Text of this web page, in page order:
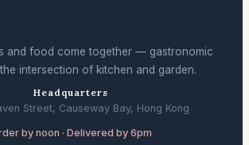
and food come together — gastronomic
intersection of kitchen and garden.
Headquarters
Street, Causeway Bay, Hong Kong
by noon · Delivered by 6pm